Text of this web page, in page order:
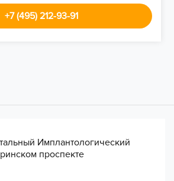
+7 (495) 212-93-91
Имплантологический
проспекте